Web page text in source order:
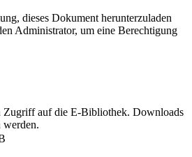
dieses Dokument herunterzuladen
Administrator, um eine Berechtigung
Zugriff auf die E-Bibliothek. Downloads